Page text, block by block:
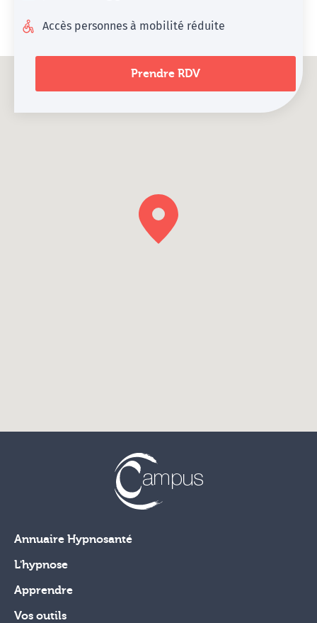
Accès personnes à mobilité réduite
Prendre RDV
Annuaire Hypnosanté
L'hypnose
Apprendre
Vos outils